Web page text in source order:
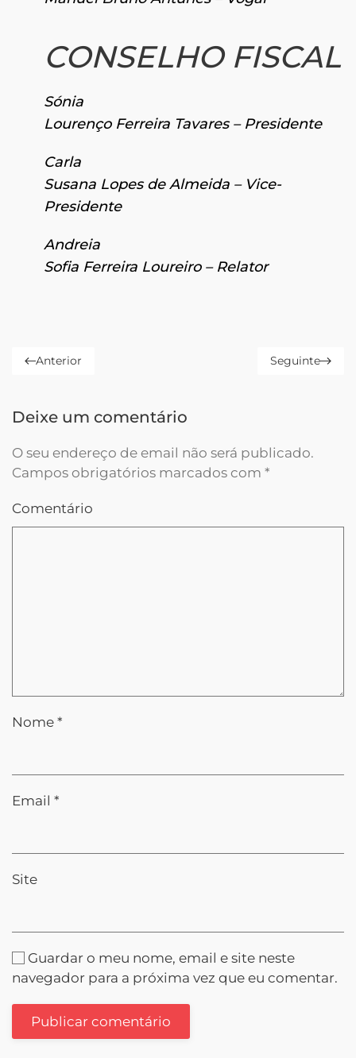
CONSELHO FISCAL
Sónia
Lourenço Ferreira Tavares – Presidente
Carla
Susana Lopes de Almeida – Vice-
Presidente
Andreia
Sofia Ferreira Loureiro – Relator
Anterior Seguinte
Deixe um comentário
O seu endereço de email não será publicado.
Campos obrigatórios marcados com *
Comentário
Nome *
Email *
Site
Guardar o meu nome, email e site neste
navegador para a próxima vez que eu comentar.
Publicar comentário